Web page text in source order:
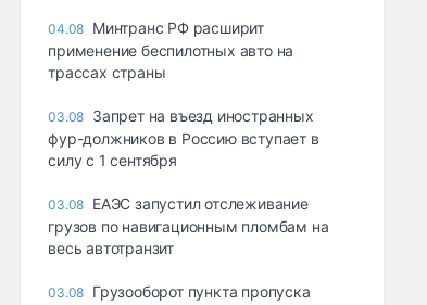
04.08 Минтранс РФ расширит
применение беспилотных авто на
трассах страны
03.08 Запрет на въезд иностранных
фур-должников в Россию вступает в
силу с 1 сентября
03.08 ЕАЭС запустил отслеживание
грузов по навигационным пломбам на
весь автотранзит
03.08 Грузооборот пункта пропуска